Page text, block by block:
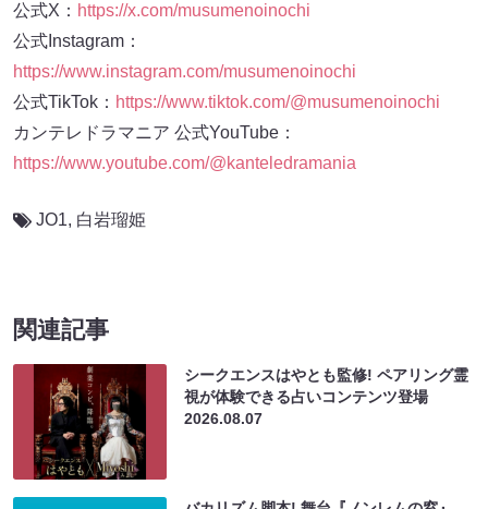
公式X： https://x.com/musumenoinochi
公式Instagram：
https://www.instagram.com/musumenoinochi
公式TikTok： https://www.tiktok.com/@musumenoinochi
カンテレドラマニア 公式YouTube：
https://www.youtube.com/@kanteledramania
JO1, 白岩瑠姫
関連記事
シークエンスはやとも監修! ペアリング霊
視が体験できる占いコンテンツ登場
2026.08.07